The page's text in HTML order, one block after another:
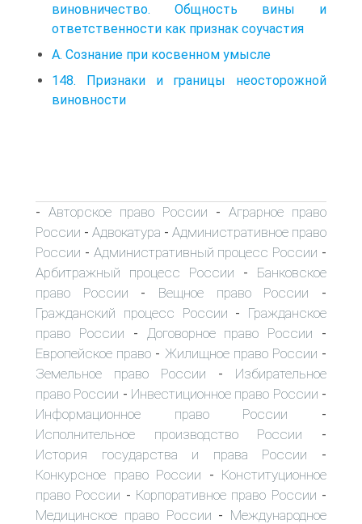
виновничество. Общность вины и
ответственности как признак соучастия
А. Сознание при косвенном умысле
148. Признаки и границы неосторожной
виновности
- Авторское право России - Аграрное право
России - Адвокатура - Административное право
России - Административный процесс России -
Арбитражный процесс России - Банковское
право России - Вещное право России -
Гражданский процесс России - Гражданское
право России - Договорное право России -
Европейское право - Жилищное право России -
Земельное право России - Избирательное
право России - Инвестиционное право России -
Информационное право России -
Исполнительное производство России -
История государства и права России -
Конкурсное право России - Конституционное
право России - Корпоративное право России -
Медицинское право России - Международное